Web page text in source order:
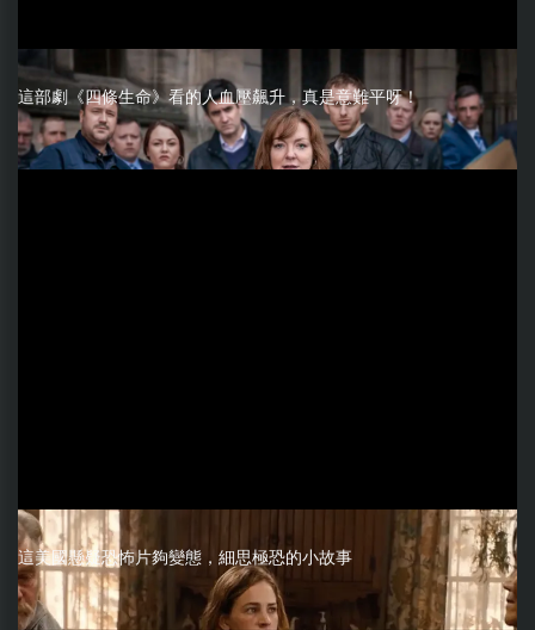
這部劇《四條生命》看的人血壓飆升，真是意難平呀！
這美國懸疑恐怖片夠變態，細思極恐的小故事